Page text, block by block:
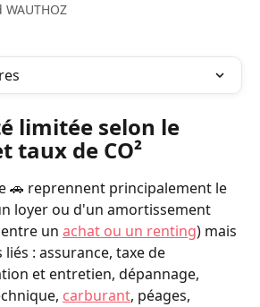
WAUTHOZ
limitée selon le
taux de CO²
🚗 reprennent principalement le
loyer ou d'un amortissement
un achat ou un renting) mais
: assurance, taxe de
et entretien, dépannage,
carburant, péages,